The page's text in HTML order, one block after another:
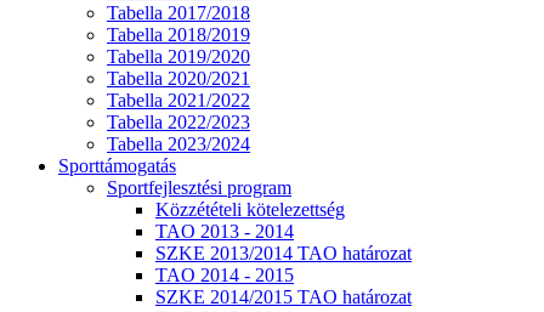
Tabella 2017/2018
Tabella 2018/2019
Tabella 2019/2020
Tabella 2020/2021
Tabella 2021/2022
Tabella 2022/2023
Tabella 2023/2024
Sporttámogatás
Sportfejlesztési program
Közzétételi kötelezettség
TAO 2013 - 2014
SZKE 2013/2014 TAO határozat
TAO 2014 - 2015
SZKE 2014/2015 TAO határozat